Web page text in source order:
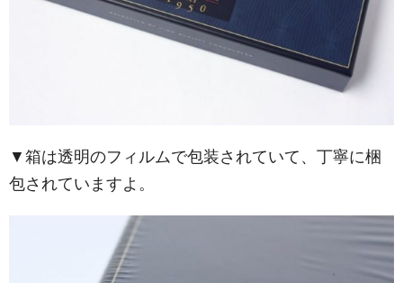
▼箱は透明のフィルムで包装されていて、丁寧に梱
包されていますよ。